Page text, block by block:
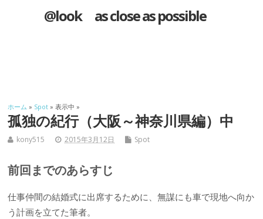
@look as close as possible
ホーム » Spot » 表示中 »
孤独の紀行（大阪～神奈川県編）中
kony515 2015年3月12日 Spot
前回までのあらすじ
仕事仲間の結婚式に出席するために、無謀にも車で現地へ向か
う計画を立てた筆者。